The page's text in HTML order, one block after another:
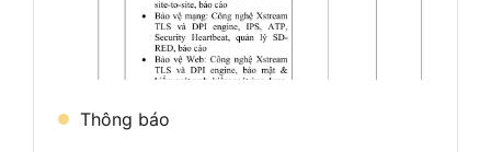
Thông báo